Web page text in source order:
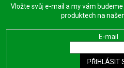
Vložte svůj e-mail a my vám
produktech na
E-mail
PŘIHLÁSIT